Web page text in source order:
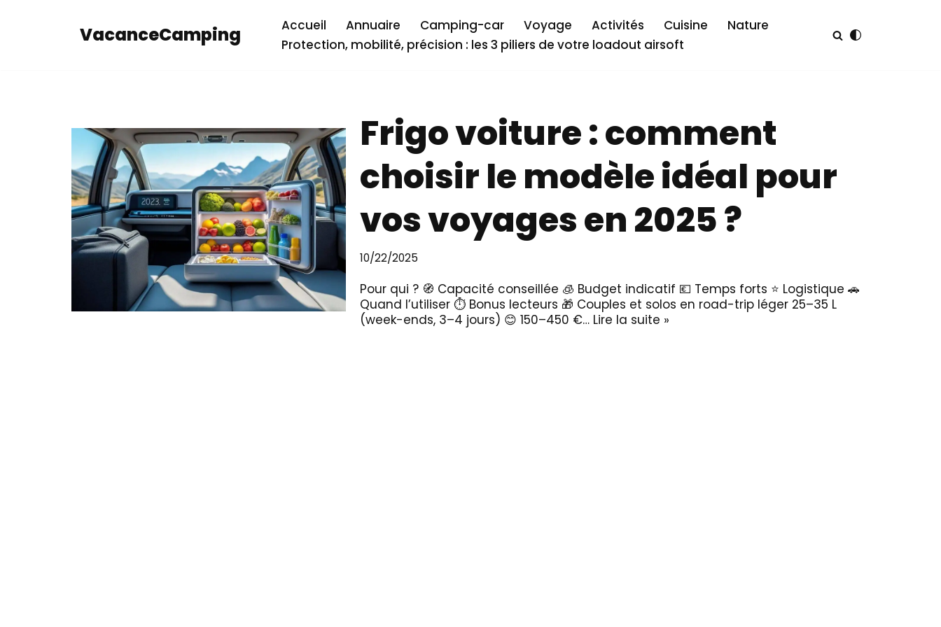
VacanceCamping Accueil Annuaire Camping-car Voyage Activités Cuisine
Nature
Protection, mobilité, précision : les 3 piliers de votre loadout airsoft
Frigo voiture : comment
choisir le modèle idéal pour
vos voyages en 2025 ?
10/22/2025
Pour qui ? 🧭 Capacité conseillée 🧊 Budget indicatif 💶 Temps forts ⭐ Logistique 🚗
Quand l’utiliser ⏱️ Bonus lecteurs 🎁 Couples et solos en road-trip léger 25–35 L
(week-ends, 3–4 jours) 😊 150–450 €… Lire la suite »